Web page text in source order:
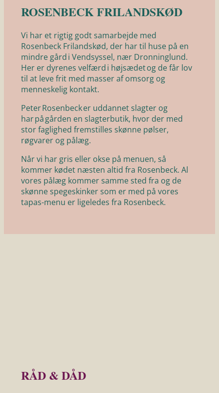
ROSENBECK FRILANDSKØD
Vi har et rigtig godt samarbejde med
Rosenbeck Frilandskød, der har til huse på en
mindre gård i Vendsyssel, nær Dronninglund.
Her er dyrenes velfærd i højsædet og de får lov
til at leve frit med masser af omsorg og
menneskelig kontakt.
Peter Rosenbeck er uddannet slagter og
har på gården en slagterbutik, hvor der med
stor faglighed fremstilles skønne pølser,
røgvarer og pålæg.
Når vi har gris eller okse på menuen, så
kommer kødet næsten altid fra Rosenbeck. Al
vores pålæg kommer samme sted fra og de
skønne spegeskinker som er med på vores
tapas-menu er ligeledes fra Rosenbeck.
RÅD & DÅD